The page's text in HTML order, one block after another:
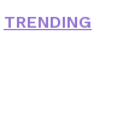
TRENDING